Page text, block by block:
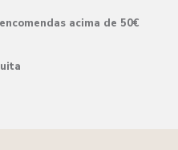
acima de 50€